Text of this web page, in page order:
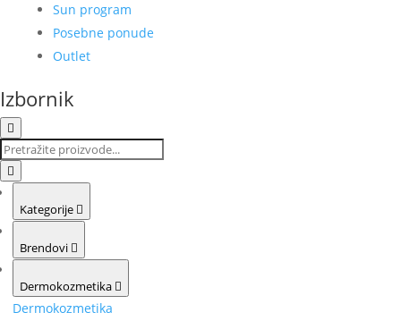
Sun program
Posebne ponude
Outlet
Izbornik
Kategorije
Brendovi
Dermokozmetika
Dermokozmetika